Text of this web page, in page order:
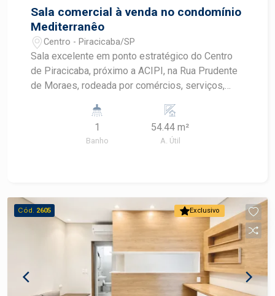
Sala comercial à venda no condomínio
Mediterranêo
Centro - Piracicaba/SP
Sala excelente em ponto estratégico do Centro
de Piracicaba, próximo a ACIPI, na Rua Prudente
de Moraes, rodeada por comércios, serviços,
oferecer fácil acesso às principais vias da
para 2 salas; - Recepção; - Copa; - Banheiro
1
Banho
54.44 m²
A. Útil
Exclusivo
Cód. 2605